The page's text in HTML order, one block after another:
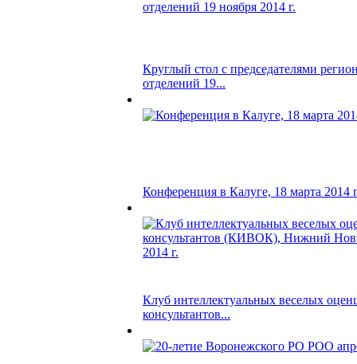
Круглый стол с председателями
отделений 19...
Конференция в Калуге, 18 марта 2014
Клуб интеллектуальных веселых
консультантов...